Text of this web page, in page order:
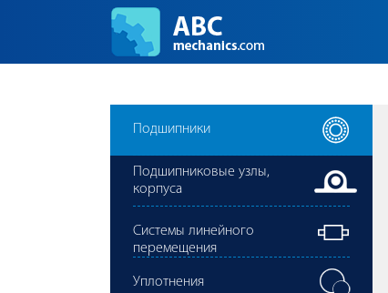
Подшипники
Подшипниковые узлы,
корпуса
Cистемы линейного
перемещения
Уплотнения